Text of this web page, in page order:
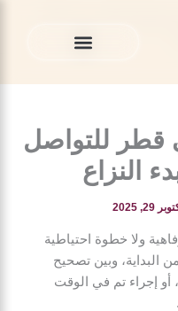
قطر للتواصل
النزاع
29, 2025
ولا خطوة احتياطية
البداية، وبين تصحيح
إجراء تم في الوقت